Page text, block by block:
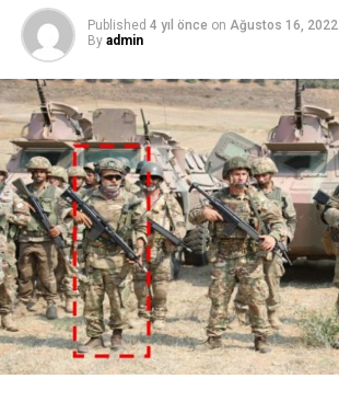
Published 4 yıl önce on Ağustos 16, 2022
By admin